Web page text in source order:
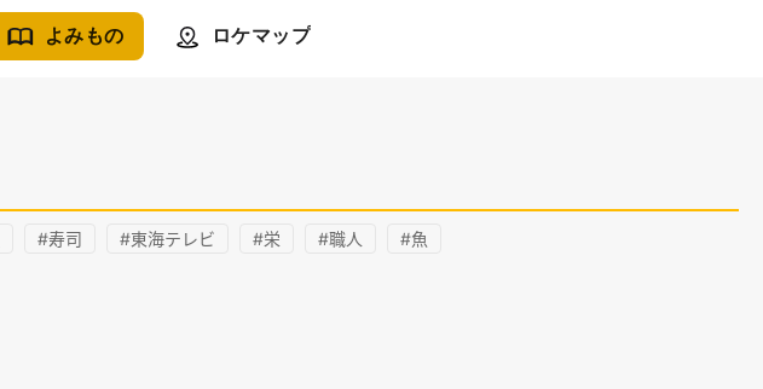
よみもの ロケマップ
#寿司 #東海テレビ #栄 #職人 #魚